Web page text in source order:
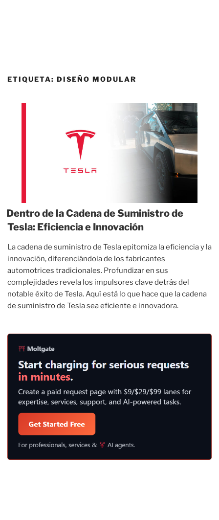
ETIQUETA: DISEÑO MODULAR
Dentro de la Cadena de Suministro de
Tesla: Eficiencia e Innovación
La cadena de suministro de Tesla epitomiza la eficiencia y la
innovación, diferenciándola de los fabricantes
automotrices tradicionales. Profundizar en sus
complejidades revela los impulsores clave detrás del
notable éxito de Tesla. Aquí está lo que hace que la cadena
de suministro de Tesla sea eficiente e innovadora.